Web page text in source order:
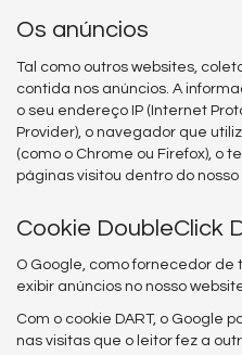
Os anúncios
Tal como outros websites,
contida nos anúncios. A
o seu endereço IP (Internet
Provider), o navegador que
(como o Chrome ou Firefox), o
páginas visitou dentro do nosso
Cookie DoubleClick
O Google, como fornecedor de
exibir anúncios no nosso
Com o cookie DART, o Google
nas visitas que o leitor fez a